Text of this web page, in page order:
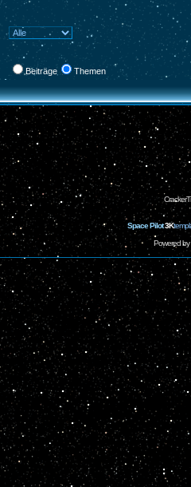
Beiträge Themen
Space Pilot3K
Powered by